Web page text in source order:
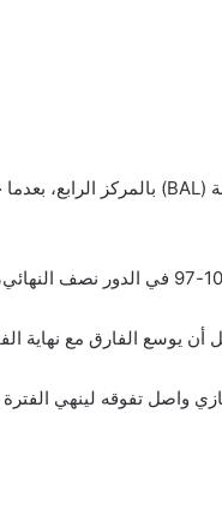
تفوقه لينهي الفترة